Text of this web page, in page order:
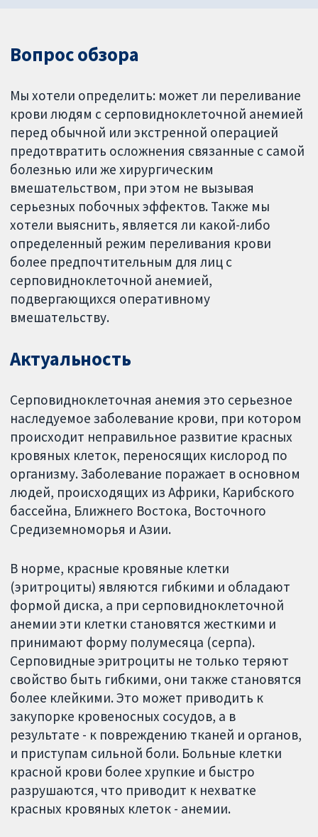
Вопрос обзора
Мы хотели определить: может ли переливание
крови людям с серповидноклеточной анемией
перед обычной или экстренной операцией
предотвратить осложнения связанные с самой
болезнью или же хирургическим
вмешательством, при этом не вызывая
серьезных побочных эффектов. Также мы
хотели выяснить, является ли какой-либо
определенный режим переливания крови
более предпочтительным для лиц с
серповидноклеточной анемией,
подвергающихся оперативному
вмешательству.
Актуальность
Серповидноклеточная анемия это серьезное
наследуемое заболевание крови, при котором
происходит неправильное развитие красных
кровяных клеток, переносящих кислород по
организму. Заболевание поражает в основном
людей, происходящих из Африки, Карибского
бассейна, Ближнего Востока, Восточного
Средиземноморья и Азии.
В норме, красные кровяные клетки
(эритроциты) являются гибкими и обладают
формой диска, а при серповидноклеточной
анемии эти клетки становятся жесткими и
принимают форму полумесяца (серпа).
Серповидные эритроциты не только теряют
свойство быть гибкими, они также становятся
более клейкими. Это может приводить к
закупорке кровеносных сосудов, а в
результате - к повреждению тканей и органов,
и приступам сильной боли. Больные клетки
красной крови более хрупкие и быстро
разрушаются, что приводит к нехватке
красных кровяных клеток - анемии.